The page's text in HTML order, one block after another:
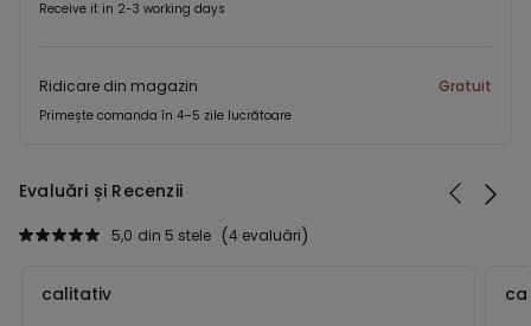
Receive it in 2-3 working days
Ridicare din magazin Gratuit
Primește comanda în 4–5 zile lucrătoare
Evaluări și Recenzii
4 evaluări
5,0 din 5 stele
calitativ